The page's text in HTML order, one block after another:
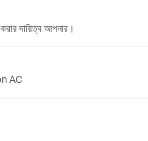
করার দায়িত্ব আপনার।
AC